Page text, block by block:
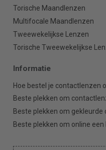
Torische Maandlenzen
Multifocale Maandlenzen
Tweewekelijkse Lenzen
Torische Tweewekelijkse
Informatie
Hoe bestel je contactlenzen
Beste plekken om
Beste plekken om
Beste plekken om online